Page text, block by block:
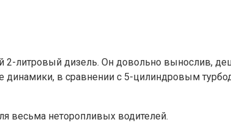
2-литровый дизель. Он довольно вынослив,
динамики, в сравнении с 5-цилиндровым
весьма неторопливых водителей.